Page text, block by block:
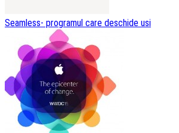
Seamless- programul care deschide usi